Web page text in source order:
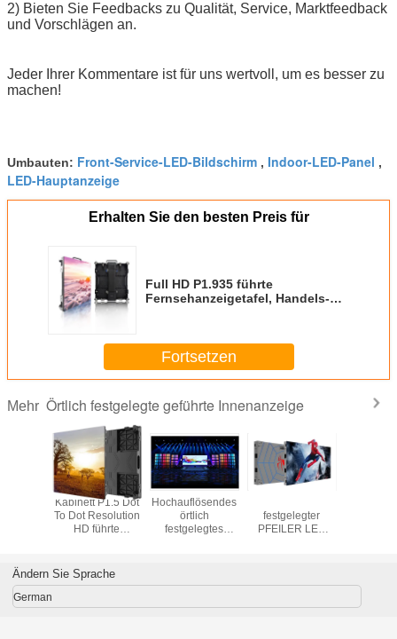
2) Bieten Sie Feedbacks zu Qualität, Service, Marktfeedback
und Vorschlägen an.
Jeder Ihrer Kommentare ist für uns wertvoll, um es besser zu
machen!
Umbauten: Front-Service-LED-Bildschirm , Indoor-LED-Panel ,
LED-Hauptanzeige
Erhalten Sie den besten Preis für
Full HD P1.935 führte
Fernsehanzeigetafel, Handels-
Fortsetzen
Mehr Örtlich festgelegte geführte Innenanzeige
Kabinett P1.5 Dot
To Dot Resolution
HD führte
Videowand
Hochauflösendes
örtlich
festgelegtes
LED-1920p
festgelegter
PFEILER LED
Ändern Sie Sprache
German